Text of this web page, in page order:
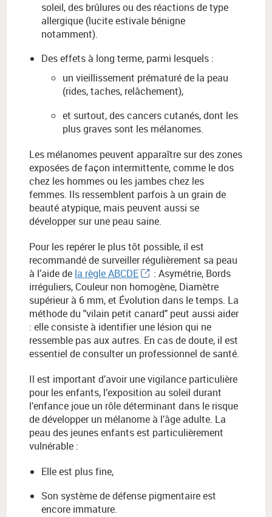
soleil, des brûlures ou des réactions de type
allergique (lucite estivale bénigne
notamment).
Des effets à long terme, parmi lesquels :
un vieillissement prématuré de la peau
(rides, taches, relâchement),
et surtout, des cancers cutanés, dont les
plus graves sont les mélanomes.
Les mélanomes peuvent apparaître sur des zones
exposées de façon intermittente, comme le dos
chez les hommes ou les jambes chez les
femmes. Ils ressemblent parfois à un grain de
beauté atypique, mais peuvent aussi se
développer sur une peau saine.
Pour les repérer le plus tôt possible, il est
recommandé de surveiller régulièrement sa peau
à l’aide de la règle ABCDE
: Asymétrie, Bords
irréguliers, Couleur non homogène, Diamètre
supérieur à 6 mm, et Évolution dans le temps. La
méthode du "vilain petit canard" peut aussi aider
: elle consiste à identifier une lésion qui ne
ressemble pas aux autres. En cas de doute, il est
essentiel de consulter un professionnel de santé.
Il est important d’avoir une vigilance particulière
pour les enfants, l’exposition au soleil durant
l’enfance joue un rôle déterminant dans le risque
de développer un mélanome à l’âge adulte. La
peau des jeunes enfants est particulièrement
vulnérable :
Elle est plus fine,
Son système de défense pigmentaire est
encore immature.